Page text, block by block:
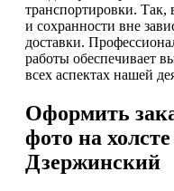
транспортировки. Так,
и сохранности вне
доставки.
работы обеспечивает
всех аспектах нашей
Оформить
фото на
Дзержинский